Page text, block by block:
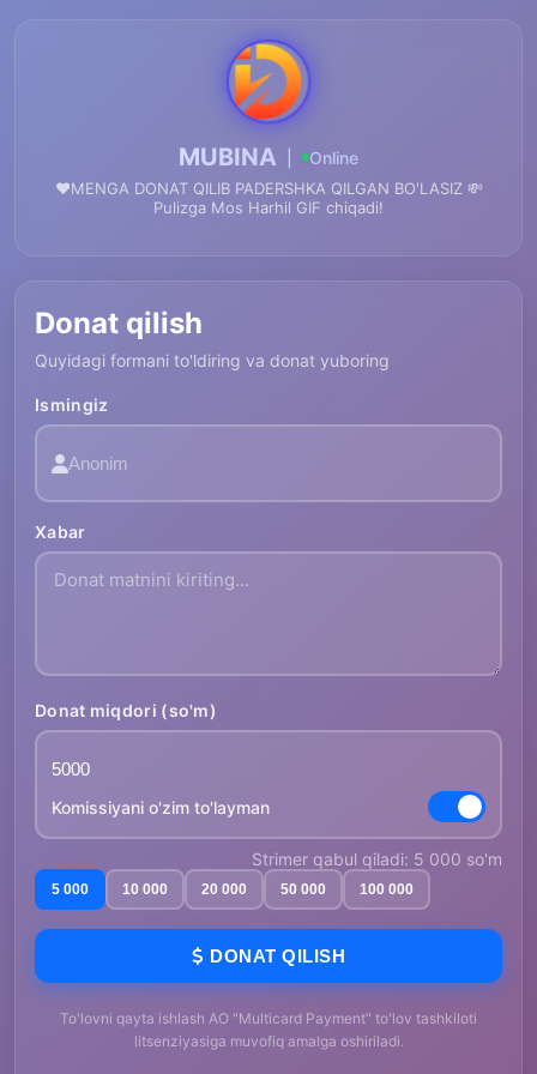
MUBINA Online
❤️MENGA DONAT QILIB PADERSHKA QILGAN BO'LASIZ 💸
Pulizga Mos Harhil GIF chiqadi!
Donat qilish
Quyidagi formani to'ldiring va donat yuboring
Ismingiz
Xabar
Donat miqdori (so'm)
Komissiyani o'zim to'layman
Strimer qabul qiladi: 5 000 so'm
5 000 10 000 20 000 50 000 100 000
DONAT QILISH
To'lovni qayta ishlash AO "Multicard Payment" to'lov tashkiloti
litsenziyasiga muvofiq amalga oshiriladi.